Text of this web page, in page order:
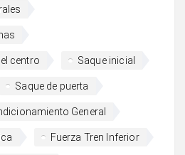
centro Saque inicial
Saque de puerta
General
Fuerza Tren Inferior